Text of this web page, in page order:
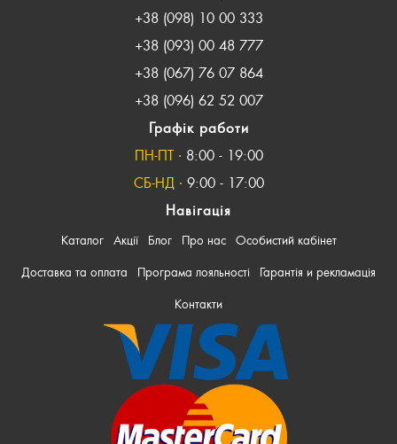
+38 (098) 10 00 333
+38 (093) 00 48 777
+38 (067) 76 07 864
+38 (096) 62 52 007
Графік работи
ПН-ПТ ∙ 8:00 - 19:00
СБ-НД ∙ 9:00 - 17:00
Навігація
Каталог Акції Блог Про нас
Особистий кабінет
Доставка та оплата
Програма лояльності
Гарантія и рекламація
Контакти